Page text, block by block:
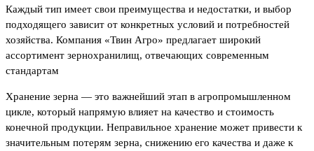
Каждый тип имеет свои преимущества и недостатки, и выбор
подходящего зависит от конкретных условий и потребностей
хозяйства. Компания «Твин Агро» предлагает широкий
ассортимент зернохранилищ, отвечающих современным
стандартам
Хранение зерна — это важнейший этап в агропромышленном
цикле, который напрямую влияет на качество и стоимость
конечной продукции. Неправильное хранение может привести к
значительным потерям зерна, снижению его качества и даже к